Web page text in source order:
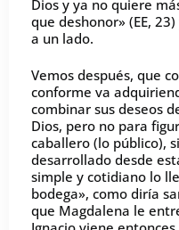
Dios y ya no quiere
que deshonor» (EE,
a un lado.
Vemos después, que
conforme va
combinar sus deseos
Dios, pero no para
caballero (lo público),
desarrollado desde
simple y cotidiano lo
bodega», como diría
que Magdalena le